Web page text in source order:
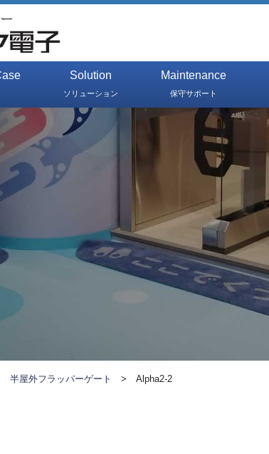
Solution
ソリューション
Maintenance
保守サポート
半屋外フラッパーゲート >Alpha2-2